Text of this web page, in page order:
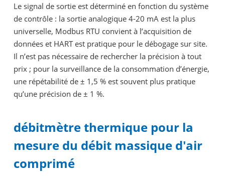
Le signal de sortie est déterminé en fonction du système
de contrôle : la sortie analogique 4-20 mA est la plus
universelle, Modbus RTU convient à l’acquisition de
données et HART est pratique pour le débogage sur site.
Il n’est pas nécessaire de rechercher la précision à tout
prix ; pour la surveillance de la consommation d’énergie,
une répétabilité de ± 1,5 % est souvent plus pratique
qu’une précision de ± 1 %.
débitmètre thermique pour la
mesure du débit massique d'air
comprimé